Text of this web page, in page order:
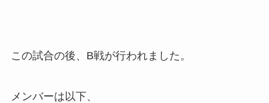
この試合の後、B戦が行われました。
メンバーは以下、